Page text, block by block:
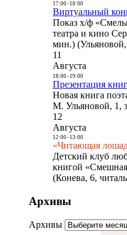
17:00- 18:00
Виртуальный
Показ х/ф
театра и кино
мин.)
11
Августа
18:00- 19:00
Презентация
Новая книга
М. Ульяновой, 1,
12
Августа
12:00- 13:00
«Читающая
Детский клуб
книгой
(Конева, 6,
Архивы
Архивы